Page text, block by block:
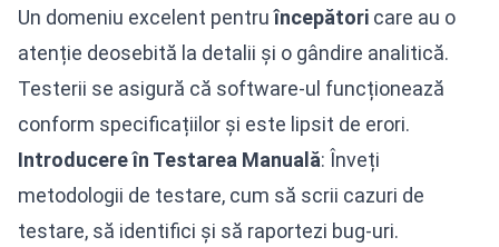
Un domeniu excelent pentruîncepători care au o
atenție deosebită la detalii și o gândire analitică.
Testerii se asigură că software-ul funcționează
conform specificațiilor și este lipsit de erori.
Introducere în Testarea Manuală: Înveți
metodologii de testare, cum să scrii cazuri de
testare, să identifici și să raportezi bug-uri.